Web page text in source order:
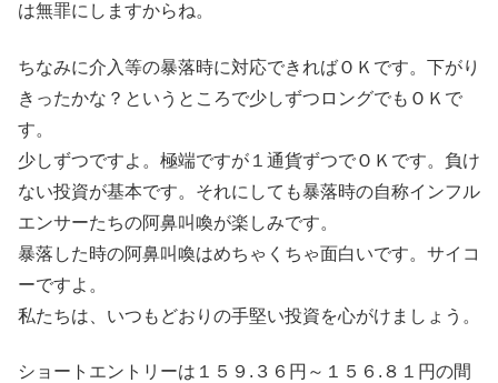
は無罪にしますからね。
ちなみに介入等の暴落時に対応できればＯＫです。下がり
きったかな？というところで少しずつロングでもＯＫで
す。
少しずつですよ。極端ですが１通貨ずつでＯＫです。負け
ない投資が基本です。それにしても暴落時の自称インフル
エンサーたちの阿鼻叫喚が楽しみです。
暴落した時の阿鼻叫喚はめちゃくちゃ面白いです。サイコ
ーですよ。
私たちは、いつもどおりの手堅い投資を心がけましょう。
ショートエントリーは１５９.３６円～１５６.８１円の間